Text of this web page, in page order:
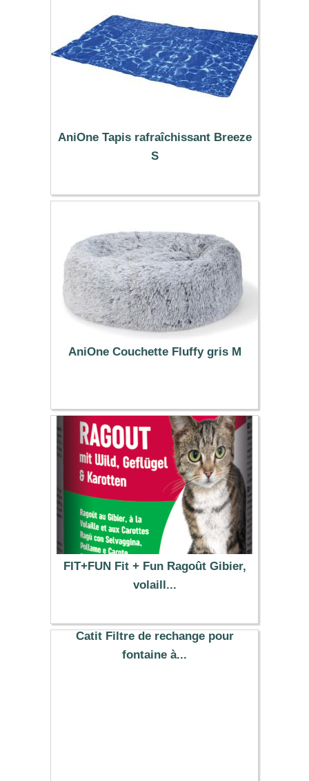
AniOne Tapis rafraîchissant Breeze
S
14.99 €
AniOne Couchette Fluffy gris M
54.99 €
FIT+FUN Fit + Fun Ragoût Gibier,
volaill...
11.64 €
Catit Filtre de rechange pour
fontaine à...